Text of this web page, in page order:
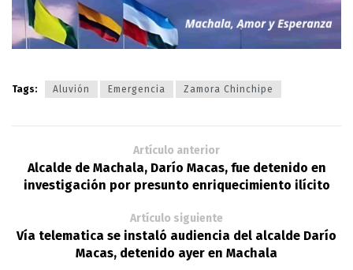
Tags: Aluvión Emergencia Zamora Chinchipe
Artículo anterior
Alcalde de Machala, Darío Macas, fue detenido en
investigación por presunto enriquecimiento ilícito
Artículo siguiente
Vía telematica se instaló audiencia del alcalde Darío
Macas, detenido ayer en Machala